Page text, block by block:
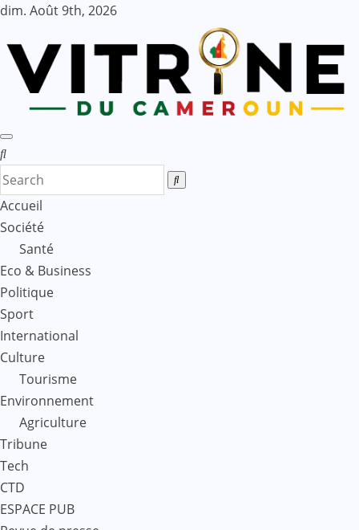
Skip
content
dim. Août 9th, 2026
Accueil
Société
Santé
Eco & Business
Politique
Sport
International
Culture
Tourisme
Environnement
Agriculture
Tribune
Tech
CTD
ESPACE PUB